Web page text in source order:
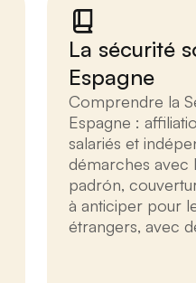
La sécurité
Espagne
Comprendre la
Espagne :
salariés et
démarches avec
padrón,
à anticiper pour
étrangers, avec